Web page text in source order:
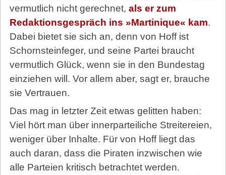
vermutlich nicht gerechnet, als er zum
Redaktionsgespräch ins »Martinique« kam.
Dabei bietet sie sich an, denn von Hoff ist
Schornsteinfeger, und seine Partei braucht
vermutlich Glück, wenn sie in den Bundestag
einziehen will. Vor allem aber, sagt er, brauche
sie Vertrauen.
Das mag in letzter Zeit etwas gelitten haben:
Viel hört man über innerparteiliche Streitereien,
weniger über Inhalte. Für von Hoff liegt das
auch daran, dass die Piraten inzwischen wie
alle Parteien kritisch betrachtet werden.